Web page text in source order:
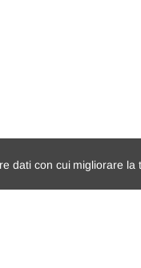
dati con cui migliorare la